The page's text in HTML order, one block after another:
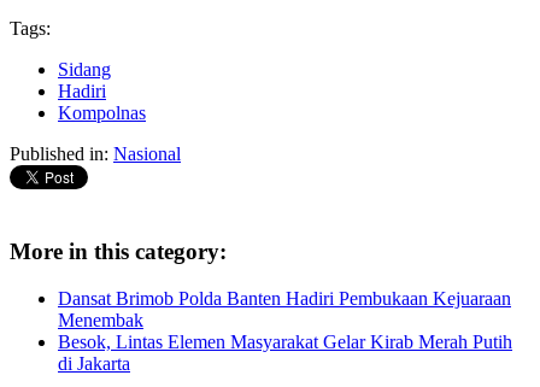
Tags:
Sidang
Hadiri
Kompolnas
Published in: Nasional
More in this category:
Dansat Brimob Polda Banten Hadiri Pembukaan Kejuaraan
Menembak
Besok, Lintas Elemen Masyarakat Gelar Kirab Merah Putih
di Jakarta